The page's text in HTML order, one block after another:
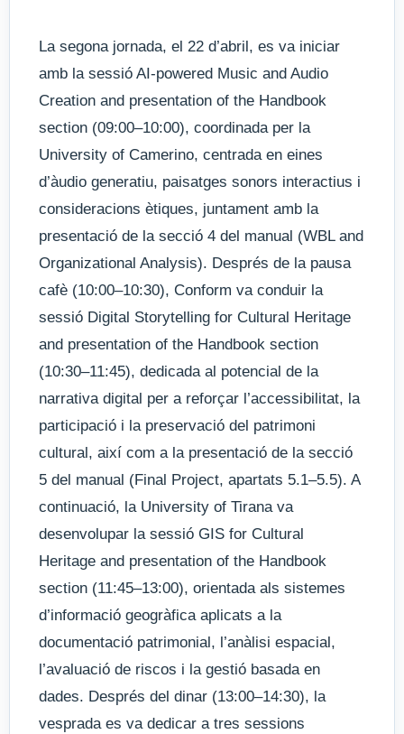
La segona jornada, el 22 d’abril, es va iniciar
amb la sessió AI-powered Music and Audio
Creation and presentation of the Handbook
section (09:00–10:00), coordinada per la
University of Camerino, centrada en eines
d’àudio generatiu, paisatges sonors interactius i
consideracions ètiques, juntament amb la
presentació de la secció 4 del manual (WBL and
Organizational Analysis). Després de la pausa
cafè (10:00–10:30), Conform va conduir la
sessió Digital Storytelling for Cultural Heritage
and presentation of the Handbook section
(10:30–11:45), dedicada al potencial de la
narrativa digital per a reforçar l’accessibilitat, la
participació i la preservació del patrimoni
cultural, així com a la presentació de la secció
5 del manual (Final Project, apartats 5.1–5.5). A
continuació, la University of Tirana va
desenvolupar la sessió GIS for Cultural
Heritage and presentation of the Handbook
section (11:45–13:00), orientada als sistemes
d’informació geogràfica aplicats a la
documentació patrimonial, l’anàlisi espacial,
l’avaluació de riscos i la gestió basada en
dades. Després del dinar (13:00–14:30), la
vesprada es va dedicar a tres sessions